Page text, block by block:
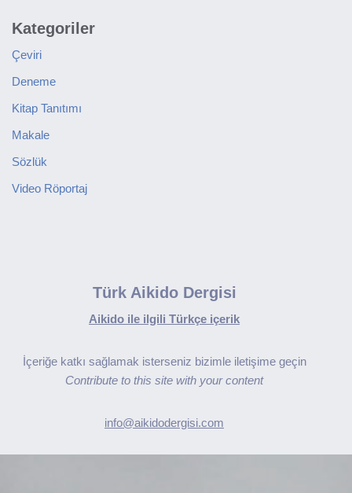
Kategoriler
Çeviri
Deneme
Kitap Tanıtımı
Makale
Sözlük
Video Röportaj
Türk Aikido Dergisi
Aikido ile ilgili Türkçe içerik
İçeriğe katkı sağlamak isterseniz bizimle iletişime geçin
Contribute to this site with your content
info@aikidodergisi.com